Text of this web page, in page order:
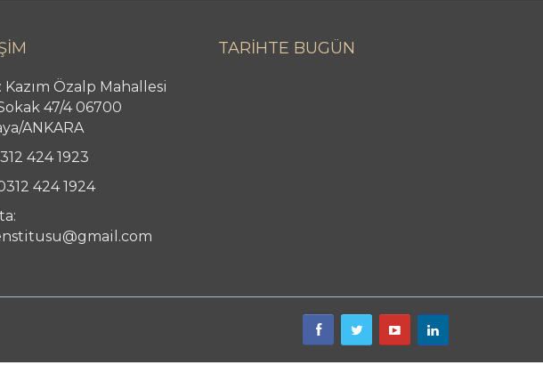
Kazım Özalp Mahallesi
47/4 06700
ANKARA
424 1923
424 1924
TARİHTE BUGÜN